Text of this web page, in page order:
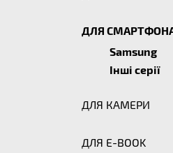
ДЛЯ
Samsung
Інші серії
ДЛЯ КАМЕРИ
ДЛЯ E-BOOK